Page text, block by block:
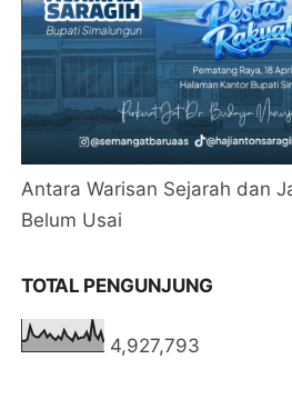
Antara Warisan Sejarah dan
Belum Usai
TOTAL PENGUNJUNG
4,927,793